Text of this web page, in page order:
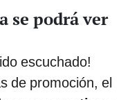
se podrá ver
escuchado!
de promoción, el